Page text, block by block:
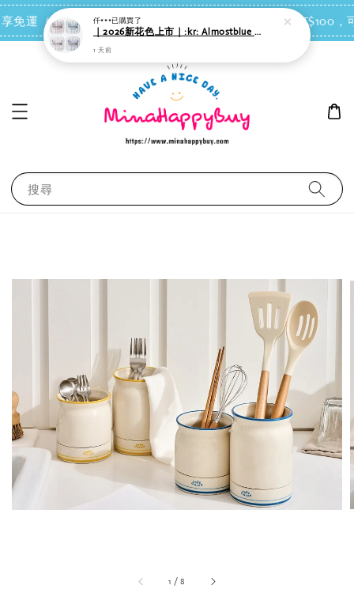
運（台灣離島地區除外） 會員每消費NT$100，
搜尋
1 /8
仟***已購買了
｜2026新花色上市｜:kr: Almostblue Barogagi Snow 有線耳機｜４款可選
1 天前